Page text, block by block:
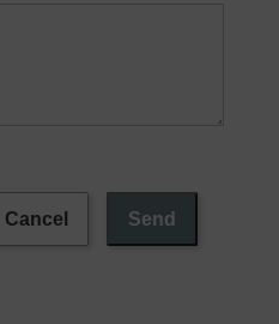
Cancel Send